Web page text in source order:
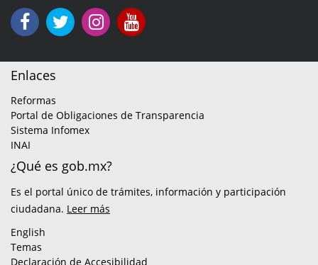
Enlaces
Reformas
Portal de Obligaciones de Transparencia
Sistema Infomex
INAI
¿Qué es gob.mx?
Es el portal único de trámites, información y participación
ciudadana. Leer más
English
Temas
Declaración de Accesibilidad